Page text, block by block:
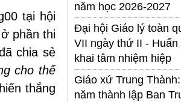
tại hội
phần thi
chia sẻ
cho thế
thắng
năm học 2026-2027
Đại hội Giáo lý toàn
VII ngày thứ II - Huấn
khai tâm nhiệm hiệp
Giáo xứ Trung
năm thành lập Ban